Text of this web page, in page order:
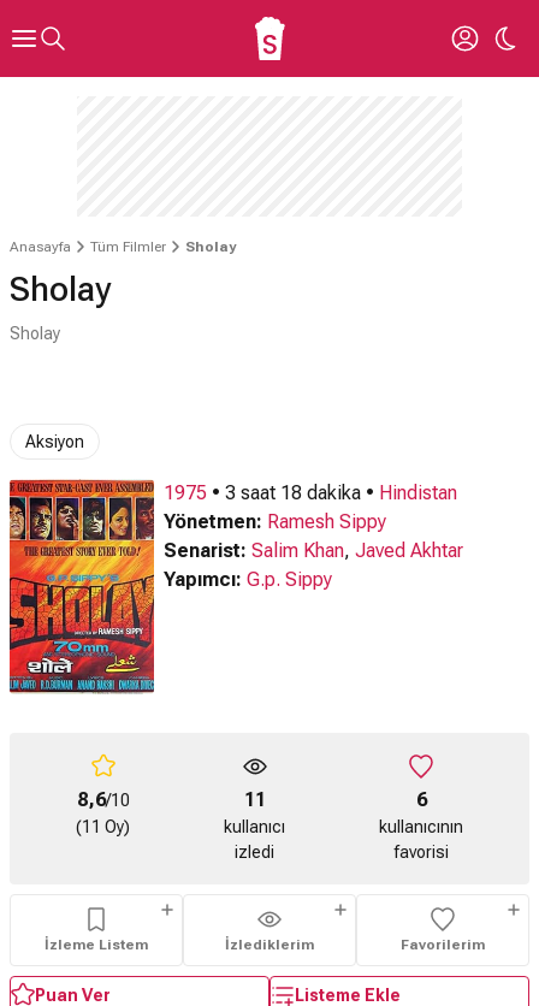
Anasayfa Tüm Filmler Sholay
Sholay
Sholay
Aksiyon
1975 • 3 saat 18 dakika • Hindistan
Yönetmen: Ramesh Sippy
Senarist: Salim Khan, Javed Akhtar
Yapımcı: G.p. Sippy
8,6/10
(11 Oy)
11
kullanıcı
izledi
6
kullanıcının
favorisi
İzleme Listem İzlediklerim Favorilerim
Puan Ver Listeme Ekle